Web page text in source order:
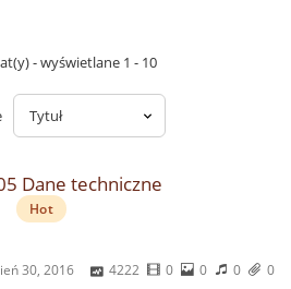
- wyświetlane 1 - 10
Dane techniczne
Hot
30, 2016 4222 0 0 0
0